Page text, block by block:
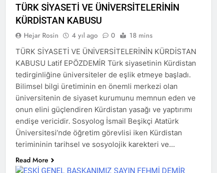
HAREKETİ başkanları, 24
Ağustos 2024 tarihinde
Diyarbakır gazeteciler
cemiyetinde yaptıkları basın
toplantısıyla HAK-PAR da
birleştikleri ilan ettiler.
2 Yıl Ago
kurulu Diyarbakır’da
toplandı.
2 Yıl Ago
Diyarbakır (Rûdaw) – Hak ve
Özgürlükler Partisi (HAK-
PAR) ile Azadi Hareketi
birleşme kararı aldı. HAK-
PAR Genel Başkanı Düzgün
Kaplan ile Azadi Hareketi
Başkanı Metin Pirani,
Diyarbakır’da yaptıkları ortak
basın açıklamasında
birleşme kararı aldıklarını
HAK-PAR Genel Başkan
Yardımcısı Dış ilişkilerden
sorumlu Cafer Sterk,
Almanya’nın Berlin kentin
de bir dizi görüşmelerde
bulundu.
2 Yıl Ago
Em 78 emin salvegera
damezrandina Partî
Demokratî Kurdistan (PDK)
pîroz dikin.
2 Yıl Ago
gözaltına alınmasını
TÜRK SİYASETİ VE ÜNİVERSİTELERİNİN
KÜRDİSTAN KABUSU
Hejar Rosin 4 yıl ago 0 18 mins
TÜRK SİYASETİ VE ÜNİVERSİTELERİNİN KÜRDİSTAN
KABUSU Latif EPÖZDEMİR Türk siyasetinin Kürdistan
tedirginliğine üniversiteler de eşlik etmeye başladı.
Bilimsel bilgi üretiminin en önemli merkezi olan
üniversitenin de siyaset kurumunu memnun eden ve
onun elini güçlendiren Kürdistan yasağı ve yaptırımı
endişe vericidir. Sosyolog İsmail Beşikçi Atatürk
Üniversitesi’nde öğretim görevlisi iken Kürdistan
terimininin tarihsel ve sosyolojik karekteri ve…
Read More